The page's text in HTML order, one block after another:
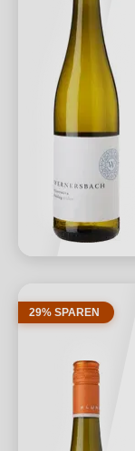
29% SPAREN